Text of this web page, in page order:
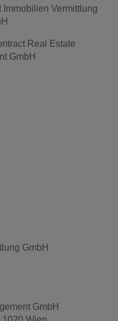
Immobilien Vermittlung
Real Estate
GmbH
GmbH
GmbH